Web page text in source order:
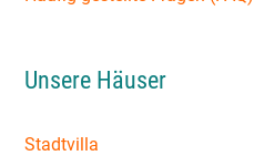
Unsere Häuser
Stadtvilla